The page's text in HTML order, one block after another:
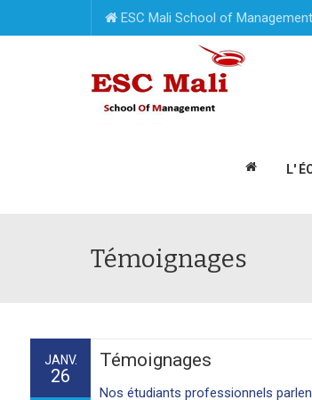
ESC Mali School of
L'
Témoignages
Témoignages
Nos étudiants professionnels
JANV.
26